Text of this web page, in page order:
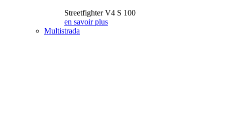
Streetfighter V4 S 100
en savoir plus
Multistrada